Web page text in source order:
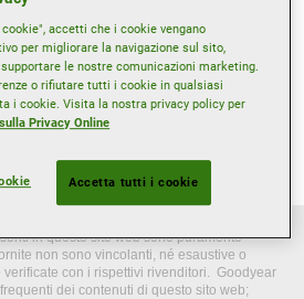
in questo sito web sono puramente
non sono vincolanti, né esaustive o
con i rispettivi rivenditori. Goodyear
dei contenuti di questo sito web;
accetti che i cookie vengano
per migliorare la navigazione sul sito,
le nostre comunicazioni marketing.
o rifiutare tutti i cookie in qualsiasi
i cookie. Visita la nostra privacy policy per
Privacy Online
Accetta tutti i cookie